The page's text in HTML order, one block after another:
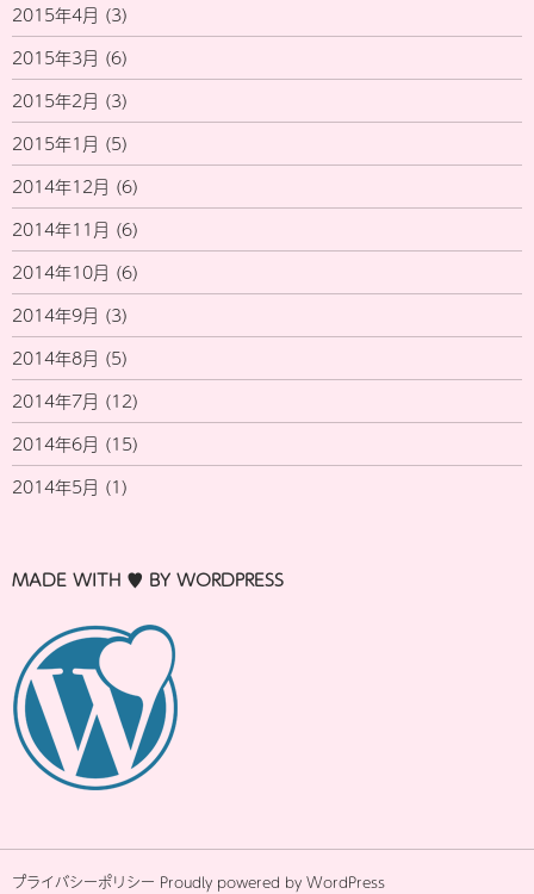
2015年4月 (3)
2015年3月 (6)
2015年2月 (3)
2015年1月 (5)
2014年12月 (6)
2014年11月 (6)
2014年10月 (6)
2014年9月 (3)
2014年8月 (5)
2014年7月 (12)
2014年6月 (15)
2014年5月 (1)
MADE WITH ♥ BY WORDPRESS
プライバシーポリシー Proudly powered by WordPress